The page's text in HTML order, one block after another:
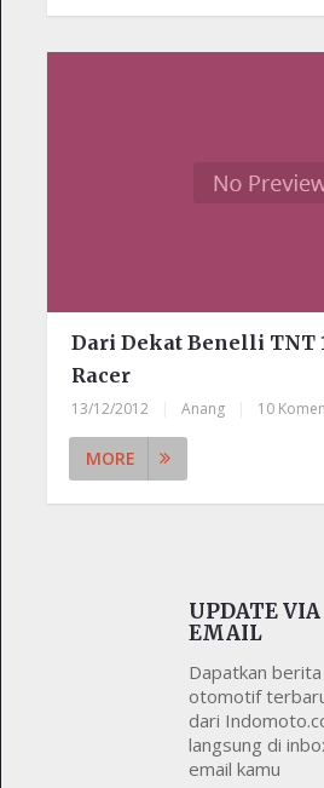
Dari Dekat Benelli TNT
Racer
13/12/2012 Anang 10
MORE
UPDATE VIA
EMAIL
Dapatkan berita
otomotif
dari
langsung di
email kamu